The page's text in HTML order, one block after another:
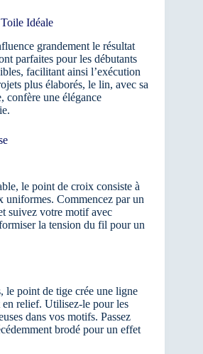
Idéale
grandement le résultat
parfaites pour les débutants
facilitant ainsi l’exécution
plus élaborés, le lin, avec sa
confère une élégance
le point de croix consiste à
uniformes. Commencez par un
suivez votre motif avec
la tension du fil pour un
le point de tige crée une ligne
en relief. Utilisez-le pour les
dans vos motifs. Passez
brodé pour un effet